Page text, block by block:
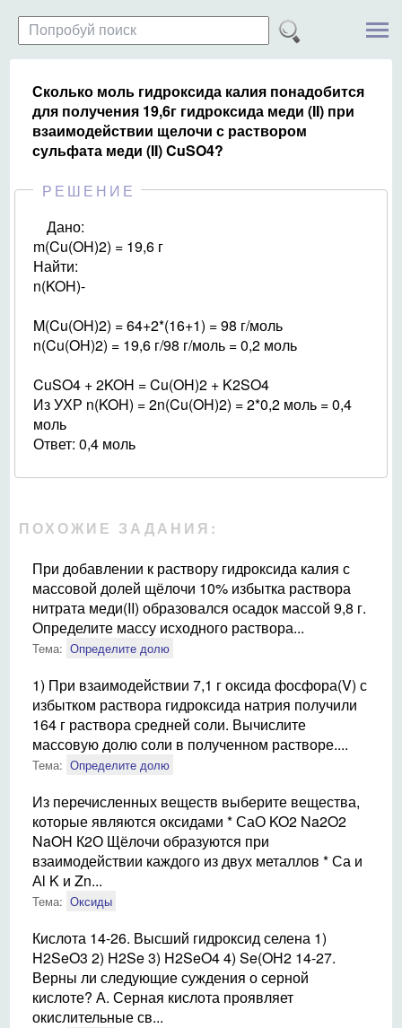
Сколько моль гидроксида калия понадобится
для получения 19,6г гидроксида меди (II) при
взаимодействии щелочи с раствором
сульфата меди (II) CuSO4?
РЕШЕНИЕ
Дано:
m(Cu(OH)2) = 19,6 г
Найти:
n(KOH)-
M(Cu(OH)2) = 64+2*(16+1) = 98 г/моль
n(Cu(OH)2) = 19,6 г/98 г/моль = 0,2 моль
CuSO4 + 2KOH = Cu(OH)2 + K2SO4
Из УХР n(KOH) = 2n(Cu(OH)2) = 2*0,2 моль = 0,4
моль
Ответ: 0,4 моль
ПОХОЖИЕ ЗАДАНИЯ:
При добавлении к раствору гидроксида калия с
массовой долей щёлочи 10% избытка раствора
нитрата меди(II) образовался осадок массой 9,8 г.
Определите массу исходного раствора...
Тема: Определите долю
1) При взаимодействии 7,1 г оксида фосфора(V) с
избытком раствора гидроксида натрия получили
164 г раствора средней соли. Вычислите
массовую долю соли в полученном растворе....
Тема: Определите долю
Из перечисленных веществ выберите вещества,
которые являются оксидами * СаО KO2 Na2O2
NaOH К2О Щёлочи образуются при
взаимодействии каждого из двух металлов * Са и
Аl K и Zn...
Тема: Оксиды
Кислота 14-26. Высший гидроксид селена 1)
H2SeO3 2) H2Se 3) H2SeO4 4) Se(OН2 14-27.
Верны ли следующие суждения о серной
кислоте? А. Серная кислота проявляет
окислительные св...